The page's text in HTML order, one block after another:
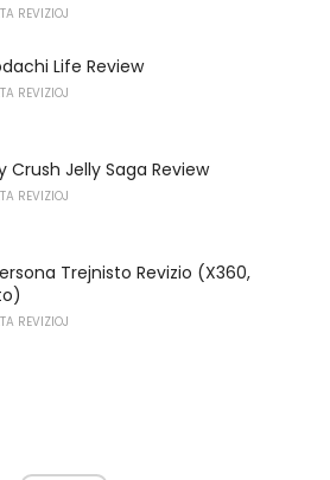
REVIZIOJ
Life Review
REVIZIOJ
Crush Jelly Saga Review
REVIZIOJ
Trejnisto Revizio (X360,
REVIZIOJ